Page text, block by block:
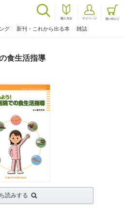
グ 新刊・これから出る本 雑誌
食生活指導
読みする